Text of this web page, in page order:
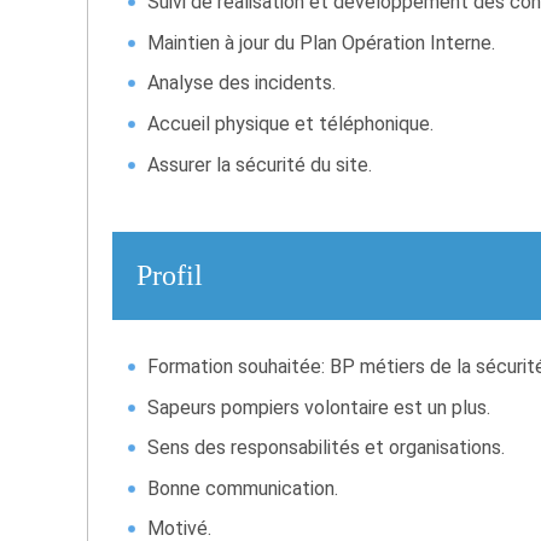
Maintien à jour du Plan Opération Interne.
Analyse des incidents.
Accueil physique et téléphonique.
Assurer la sécurité du site.
Profil
Formation souhaitée: BP métiers de la
Sapeurs pompiers volontaire est un plus.
Sens des responsabilités et organisations.
Bonne communication.
Motivé.